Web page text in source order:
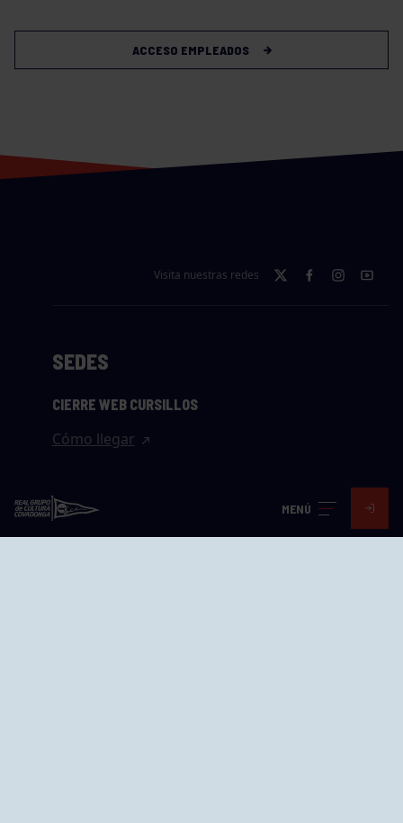
MENÚ
ACCESO EMPLEADOS
Visita nuestras redes
SEDES
CIERRE WEB CURSILLOS
Cómo llegar
Avd. Jesús Revuelta, 2 33204
Gijón - Asturias